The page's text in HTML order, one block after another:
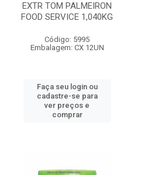
EXTR TOM PALMEIRON
FOOD SERVICE 1,040KG
Código: 5995
Embalagem: CX 12UN
Faça seu login ou
cadastre-se para
ver preços e
comprar